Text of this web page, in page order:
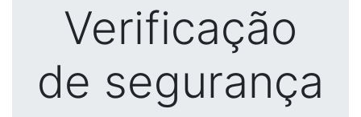
Verificação
de segurança